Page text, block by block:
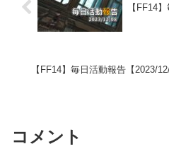
【FF14
【FF14】毎日活動報告【2023/12/
コメント